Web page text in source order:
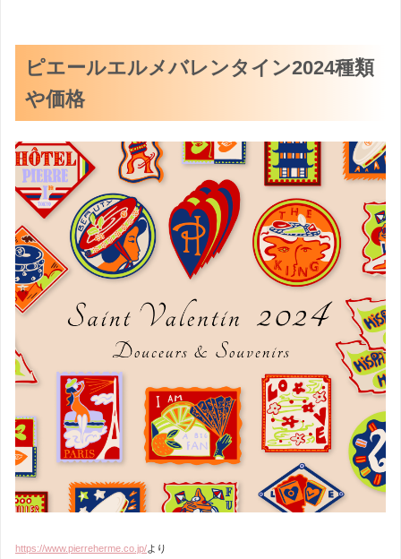
ピエールエルメバレンタイン2024種類
や価格
https://www.pierreherme.co.jp/より